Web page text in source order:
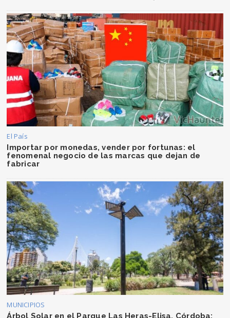
El País
Importar por monedas, vender por fortunas: el
fenomenal negocio de las marcas que dejan de
fabricar
MUNICIPIOS
Árbol Solar en el Parque Las Heras-Elisa, Córdoba: